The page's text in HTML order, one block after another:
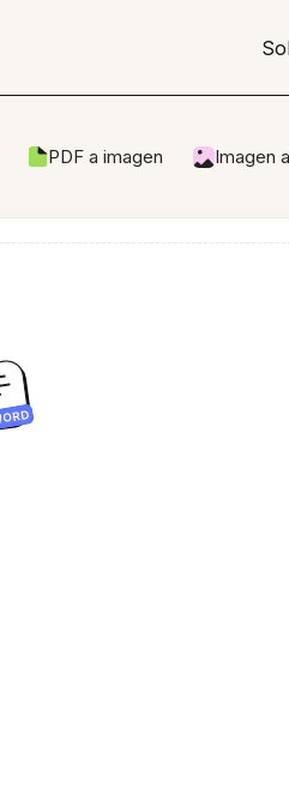
PDF a imagen Imagen